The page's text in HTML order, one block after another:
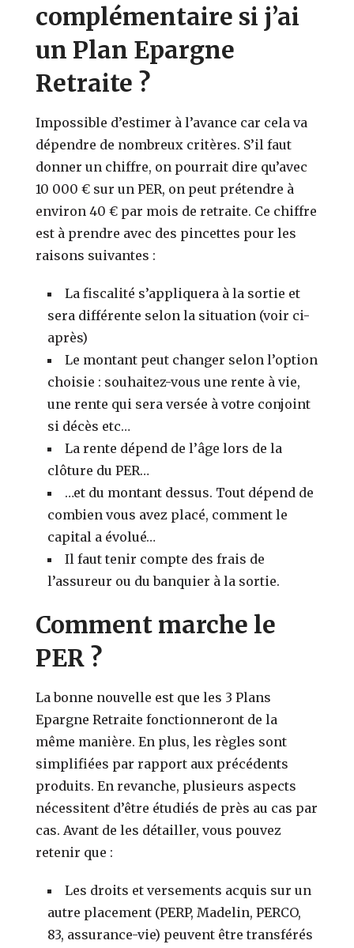
complémentaire si j’ai
un Plan Epargne
Retraite ?
Impossible d’estimer à l’avance car cela va
dépendre de nombreux critères. S’il faut
donner un chiffre, on pourrait dire qu’avec
10 000 € sur un PER, on peut prétendre à
environ 40 € par mois de retraite. Ce chiffre
est à prendre avec des pincettes pour les
raisons suivantes :
La fiscalité s’appliquera à la sortie et
sera différente selon la situation (voir ci-
après)
Le montant peut changer selon l’option
choisie : souhaitez-vous une rente à vie,
une rente qui sera versée à votre conjoint
si décès etc…
La rente dépend de l’âge lors de la
clôture du PER…
…et du montant dessus. Tout dépend de
combien vous avez placé, comment le
capital a évolué…
Il faut tenir compte des frais de
l’assureur ou du banquier à la sortie.
Comment marche le
PER ?
La bonne nouvelle est que les 3 Plans
Epargne Retraite fonctionneront de la
même manière. En plus, les règles sont
simplifiées par rapport aux précédents
produits. En revanche, plusieurs aspects
nécessitent d’être étudiés de près au cas par
cas. Avant de les détailler, vous pouvez
retenir que :
Les droits et versements acquis sur un
autre placement (PERP, Madelin, PERCO,
83, assurance-vie) peuvent être transférés